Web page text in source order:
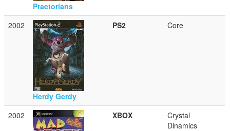
Praetorians
2002
Herdy Gerdy
PS2 Core
2002 XBOX
Crystal
Dinamics